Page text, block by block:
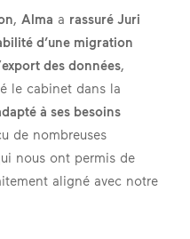
, Alma a rassuré Juri
d’une migration
export des données,
le cabinet dans la
à ses besoins
de nombreuses
nous ont permis de
aligné avec notre